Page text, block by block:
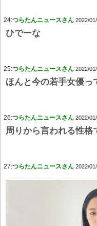
24:つらたんニュースさん 2022/
ひでーな
25:つらたんニュースさん 2022/
ほんと今の若手女優っ
26:つらたんニュースさん 2022/
周りから言われる性格
27:つらたんニュースさん 2022/